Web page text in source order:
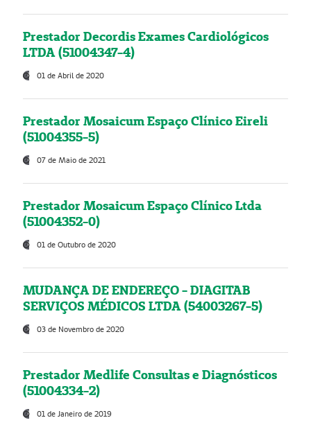
Prestador Decordis Exames Cardiológicos
LTDA (51004347-4)
01 de Abril de 2020
Prestador Mosaicum Espaço Clínico Eireli
(51004355-5)
07 de Maio de 2021
Prestador Mosaicum Espaço Clínico Ltda
(51004352-0)
01 de Outubro de 2020
MUDANÇA DE ENDEREÇO - DIAGITAB
SERVIÇOS MÉDICOS LTDA (54003267-5)
03 de Novembro de 2020
Prestador Medlife Consultas e Diagnósticos
(51004334-2)
01 de Janeiro de 2019